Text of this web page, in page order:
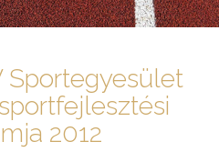
Sportegyesület
2012